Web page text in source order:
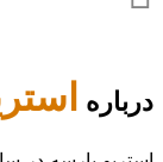
درباره